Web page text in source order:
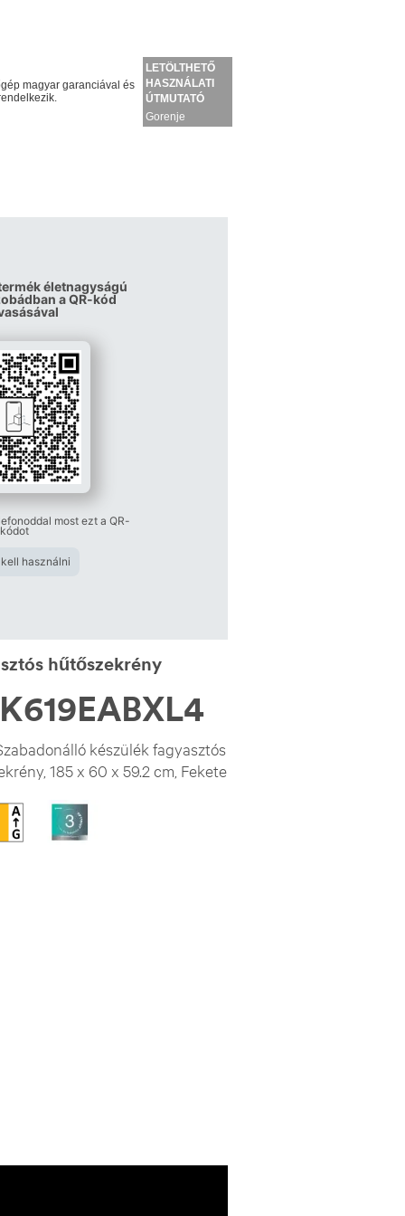
magyar garanciával és
LETÖLTHETŐ
HASZNÁLATI
ÚTMUTATÓ
Gorenje
NRK619EABXL4
életnagyságú
a QR-kód
most ezt a QR-
kódot
használni
hűtőszekrény
készülék fagyasztós
185 x 60 x 59.2 cm, Fekete